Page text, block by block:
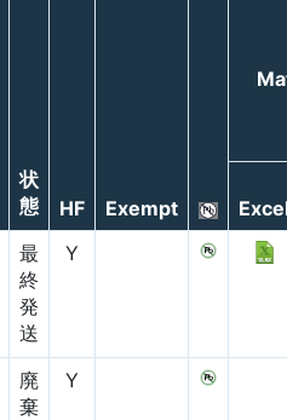
状
態
HF Exempt
最
終
発
送
Y
廃
棄
Y